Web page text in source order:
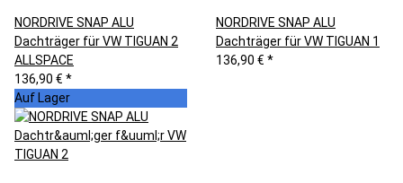
NORDRIVE SNAP ALU
Dachträger für VW TIGUAN 2
ALLSPACE
136,90 € *
NORDRIVE SNAP ALU
Dachträger für VW TIGUAN 1
136,90 € *
Auf Lager